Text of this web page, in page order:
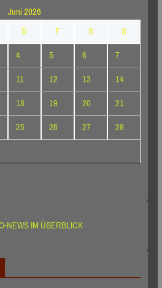
Juni 2026
D F S
S
4 5 6
7
11 12 13
14
18 19 20
21
25 26 27
28
NEWS IM ÜBERBLICK